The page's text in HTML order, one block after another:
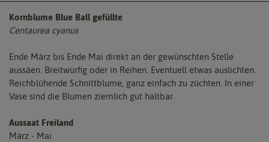
Kornblume Blue Ball gefüllte
Centaurea cyanus
Ende März bis Ende Mai direkt an der gewünschten Stelle
aussäen. Breitwürfig oder in Reihen. Eventuell etwas auslichten.
Reichblühende Schnittblume, ganz einfach zu züchten. In einer
Vase sind die Blumen ziemlich gut haltbar.
Aussaat Freiland
März - Mai